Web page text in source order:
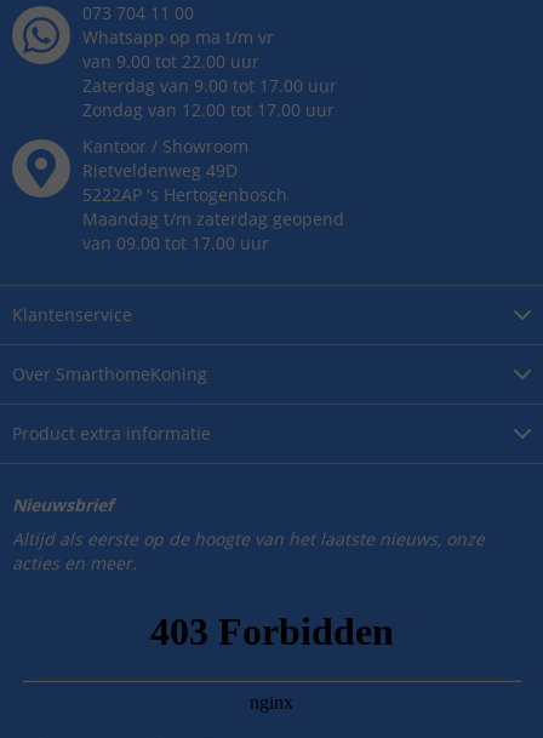
Over SmarthomeKoning
Product extra informatie
Klantenservice
073 704 11 00
Whatsapp op ma t/m vr
van 9.00 tot 22.00 uur
Zaterdag van 9.00 tot 17.00 uur
Zondag van 12.00 tot 17.00 uur
Kantoor / Showroom
Rietveldenweg 49D
5222AP 's Hertogenbosch
Maandag t/m zaterdag geopend
van 09.00 tot 17.00 uur
Nieuwsbrief
Altijd als eerste op de hoogte van het laatste nieuws, onze
acties en meer.